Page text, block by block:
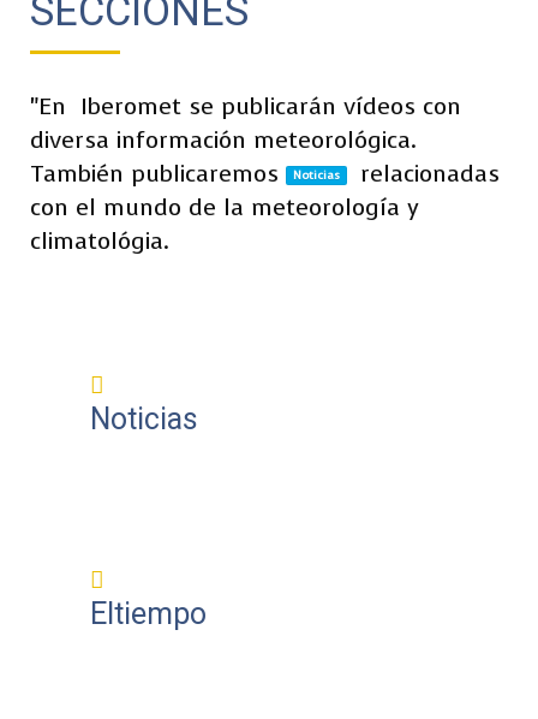
SECCIONES
"En
Iberomet se publicarán vídeos con
diversa información meteorológica.
También publicaremos
Noticias
relacionadas
con el mundo de la meteorología y
climatológia.
Noticias
Eltiempo